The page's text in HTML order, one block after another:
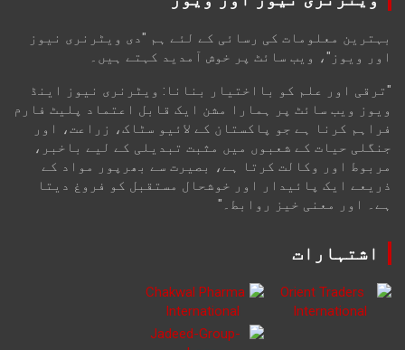
بہترین معلومات کی رسائی کے لئے ہم "دی ویٹرنری نیوز
اور ویوز"، ویب سائٹ پر خوش آمدید کہتے ہیں۔
"ترقی اور علم کو بااختیار بنانا: ویٹرنری نیوز اینڈ
ویوز ویب سائٹ پر ہمارا مشن ایک قابل اعتماد پلیٹ فارم
فراہم کرنا ہے جو پاکستان کے لائیو سٹاک، زراعت، اور
جنگلی حیات کے شعبوں میں مثبت تبدیلی کے لیے باخبر،
مربوط اور وکالت کرتا ہے، بصیرت سے بھرپور مواد کے
ذریعے ایک پائیدار اور خوشحال مستقبل کو فروغ دیتا
ہے۔ اور معنی خیز روابط۔"
اشتہارات